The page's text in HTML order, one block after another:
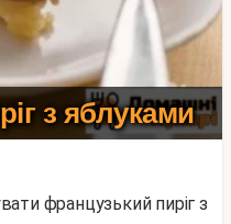
з яблуками